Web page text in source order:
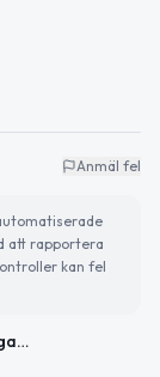
Anmäl fel
att rapportera
kan fel
Kallt och mulet väder – Äggahalvans dag och viktiga internationella nyheter